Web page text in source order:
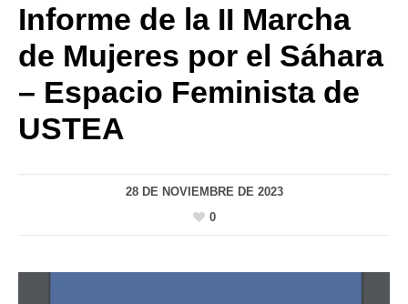
Informe de la II Marcha
de Mujeres por el Sáhara
– Espacio Feminista de
USTEA
28 DE NOVIEMBRE DE 2023
0